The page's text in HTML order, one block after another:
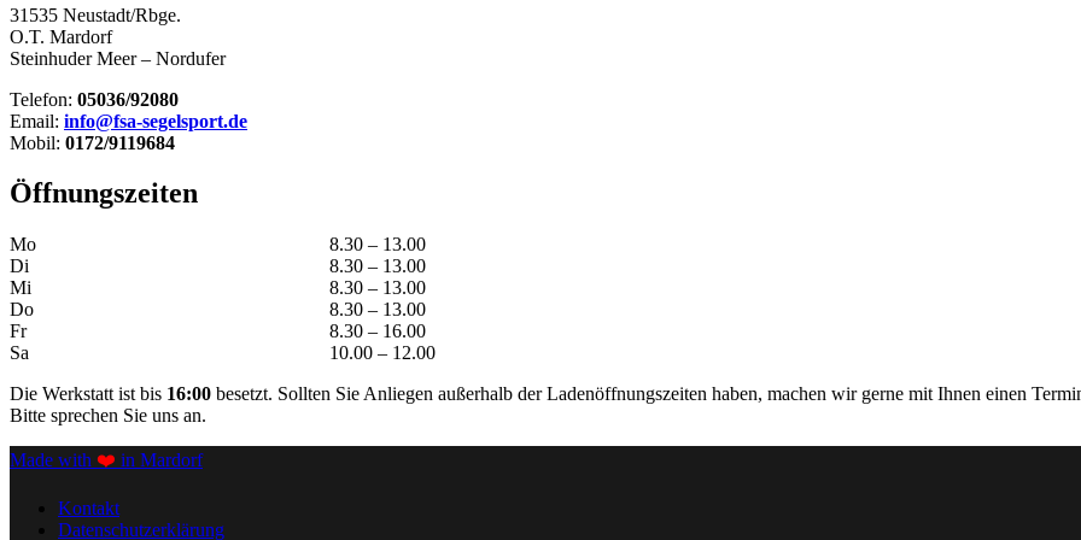
31535 Neustadt/Rbge.
O.T. Mardorf
Steinhuder Meer – Nordufer
Telefon: 05036/92080
Email: info@fsa-segelsport.de
Mobil: 0172/9119684
Öffnungszeiten
Mo
8.30 – 13.00
Di
8.30 – 13.00
Mi
8.30 – 13.00
Do
8.30 – 13.00
Fr
8.30 – 16.00
Sa
10.00 – 12.00
Die Werkstatt ist bis 16:00 besetzt. Sollten Sie Anliegen außerhalb der Ladenöffnungszeiten haben, machen wir gerne mit Ihnen einen
Bitte sprechen Sie uns an.
Made with ❤️ in Mardorf
Kontakt
Datenschutzerklärung